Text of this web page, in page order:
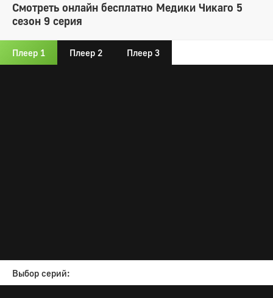
Смотреть онлайн бесплатно Медики Чикаго 5
сезон 9 серия
Плеер 1 Плеер 2 Плеер 3
Выбор серий: